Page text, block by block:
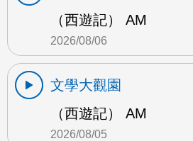
（西遊記） AM
2026/08/06
文學大觀園
（西遊記） AM
2026/08/05